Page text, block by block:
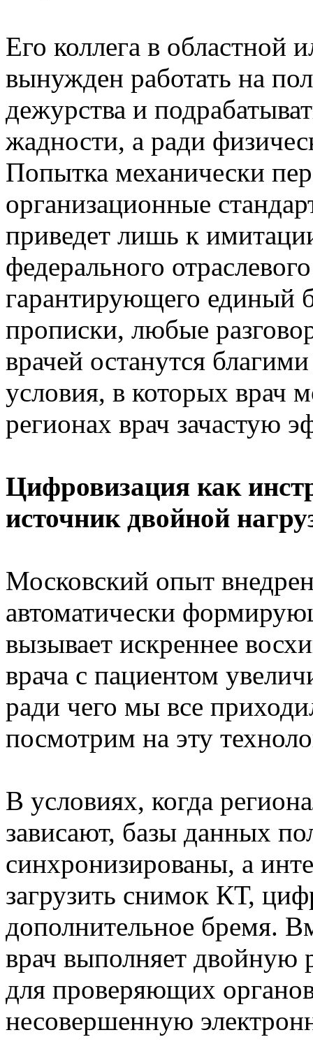
Его коллега в областной
вынужден работать на
дежурства и
жадности, а ради
Попытка механически
организационные
приведет лишь к
федерального
гарантирующего единый
прописки, любые
врачей останутся
условия, в которых врач
регионах врач зачастую
Цифровизация как
источник двойной
Московский опыт
автоматически
вызывает искреннее
врача с пациентом
ради чего мы все
посмотрим на эту
В условиях, когда
зависают, базы данных
синхронизированы, а
загрузить снимок КТ,
дополнительное бремя.
врач выполняет двойную
для проверяющих
несовершенную